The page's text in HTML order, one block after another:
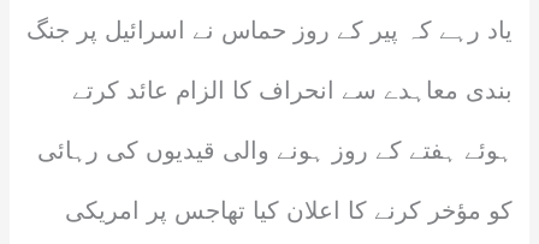
یاد رہے کہ پیر کے روز حماس نے اسرائیل پر جنگ
بندی معاہدے سے انحراف کا الزام عائد کرتے
ہوئے ہفتے کے روز ہونے والی قیدیوں کی رہائی
کو مؤخر کرنے کا اعلان کیا تھاجس پر امریکی